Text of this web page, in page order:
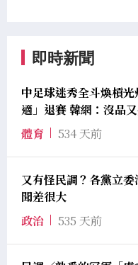
即時新聞
中足球迷秀全斗煥槓
適」退賽 韓網：沒品
體育
534 天前
又有怪民調？各黨立
聞差很大
政治
535 天前